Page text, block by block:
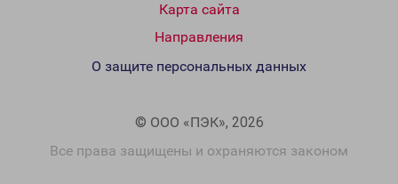
Карта сайта
Направления
© ООО «ПЭК», 2026
Все права защищены и охраняются законом
О защите персональных данных